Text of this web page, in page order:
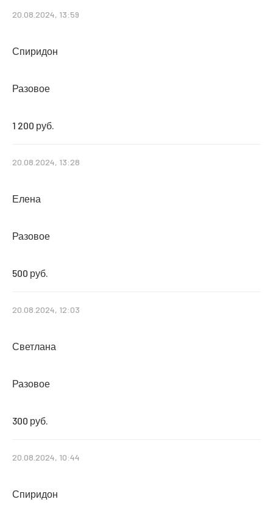
20.08.2024, 13:59
Спиридон
Разовое
1 200 руб.
20.08.2024, 13:28
Елена
Разовое
500 руб.
20.08.2024, 12:03
Светлана
Разовое
300 руб.
20.08.2024, 10:44
Спиридон